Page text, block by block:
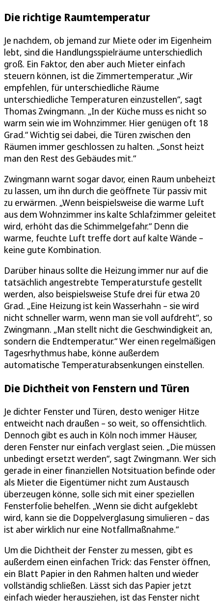
Die richtige Raumtemperatur
Je nachdem, ob jemand zur Miete oder im Eigenheim
lebt, sind die Handlungsspielräume unterschiedlich
groß. Ein Faktor, den aber auch Mieter einfach
steuern können, ist die Zimmertemperatur. „Wir
empfehlen, für unterschiedliche Räume
unterschiedliche Temperaturen einzustellen“, sagt
Thomas Zwingmann. „In der Küche muss es nicht so
warm sein wie im Wohnzimmer. Hier genügen oft 18
Grad.“ Wichtig sei dabei, die Türen zwischen den
Räumen immer geschlossen zu halten. „Sonst heizt
man den Rest des Gebäudes mit.“
Zwingmann warnt sogar davor, einen Raum unbeheizt
zu lassen, um ihn durch die geöffnete Tür passiv mit
zu erwärmen. „Wenn beispielsweise die warme Luft
aus dem Wohnzimmer ins kalte Schlafzimmer geleitet
wird, erhöht das die Schimmelgefahr.“ Denn die
warme, feuchte Luft treffe dort auf kalte Wände –
keine gute Kombination.
Darüber hinaus sollte die Heizung immer nur auf die
tatsächlich angestrebte Temperaturstufe gestellt
werden, also beispielsweise Stufe drei für etwa 20
Grad. „Eine Heizung ist kein Wasserhahn – sie wird
nicht schneller warm, wenn man sie voll aufdreht“, so
Zwingmann. „Man stellt nicht die Geschwindigkeit an,
sondern die Endtemperatur.“ Wer einen regelmäßigen
Tagesrhythmus habe, könne außerdem
automatische Temperaturabsenkungen einstellen.
Die Dichtheit von Fenstern und Türen
Je dichter Fenster und Türen, desto weniger Hitze
entweicht nach draußen – so weit, so offensichtlich.
Dennoch gibt es auch in Köln noch immer Häuser,
deren Fenster nur einfach verglast seien. „Die müssen
unbedingt ersetzt werden“, sagt Zwingmann. Wer sich
gerade in einer finanziellen Notsituation befinde oder
als Mieter die Eigentümer nicht zum Austausch
überzeugen könne, solle sich mit einer speziellen
Fensterfolie behelfen. „Wenn sie dicht aufgeklebt
wird, kann sie die Doppelverglasung simulieren – das
ist aber wirklich nur eine Notfallmaßnahme.“
Um die Dichtheit der Fenster zu messen, gibt es
außerdem einen einfachen Trick: das Fenster öffnen,
ein Blatt Papier in den Rahmen halten und wieder
vollständig schließen. Lässt sich das Papier jetzt
einfach wieder herausziehen, ist das Fenster nicht